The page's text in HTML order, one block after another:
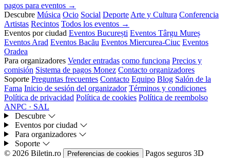
pagos para eventos →
Descubre Música Ocio Social Deporte Arte y Cultura Conferencia
Artistas Recintos Todos los eventos →
Eventos por ciudad Eventos București Eventos Târgu Mureș
Eventos Arad Eventos Bacău Eventos Miercurea-Ciuc Eventos
Oradea
Para organizadores Vender entradas como funciona Precios y
comisión Sistema de pagos Monez Contacto organizadores
Soporte Preguntas frecuentes Contacto Equipo Blog Salón de la
Fama Inicio de sesión del organizador Términos y condiciones
Política de privacidad Política de cookies Política de reembolso
ANPC · SAL
Descubre
Eventos por ciudad
Para organizadores
Soporte
© 2026 Biletin.ro
Preferencias de cookies Pagos seguros 3D